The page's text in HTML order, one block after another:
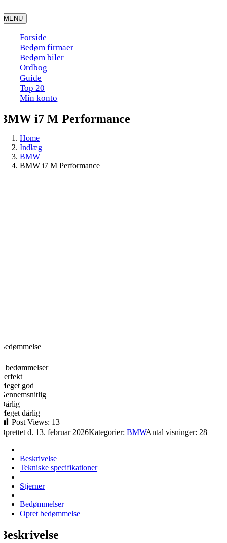
to
content
MENU
Forside
Bedøm firmaer
Bedøm biler
Ordbog
Guide
Top 20
Min konto
BMW i7 M Performance
Home
Indlæg
BMW
BMW i7 M Performance
Bedømmelse
0 bedømmelser
Perfekt
Meget god
Gennemsnitlig
Dårlig
Meget dårlig
Post Views: 13
Oprettet d. 13. februar 2026Kategorier:BMWAntal visninger: 28
Beskrivelse
Tekniske specifikationer
Stjerner
Bedømmelser
Opret bedømmelse
Beskrivelse